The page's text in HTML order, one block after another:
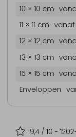
9,4 / 10 - 1202
10 × 10 cm
11 × 11 cm vanaf
12 × 12 cm
13 × 13 cm
15 × 15 cm
Enveloppen